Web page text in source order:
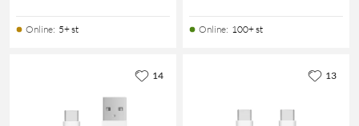
Online: 5+ st Online: 100+ st
14 13